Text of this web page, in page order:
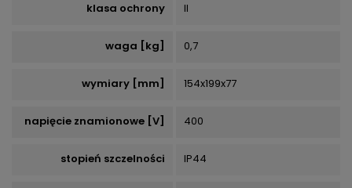
klasa ochrony II
waga [kg] 0,7
wymiary [mm] 154x199x77
napięcie znamionowe [V] 400
stopień szczelności IP44